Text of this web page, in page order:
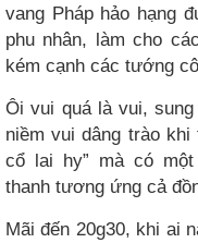
vang Pháp hảo hạng
phu nhân, làm cho
kém cạnh các tướng
Ôi vui quá là vui,
niềm vui dâng trào
cổ lai hy” mà có
thanh tương ứng cả
Mãi đến 20g30, khi ai